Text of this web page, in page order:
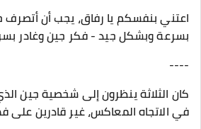
اعتني بنفسكم يا رفاق، يجب أن
بسرعة وبشكل جيد - فكر جين وغادر
----
كان الثلاثة ينظرون إلى شخصية جين
في الاتجاه المعاكس، غير قادرين